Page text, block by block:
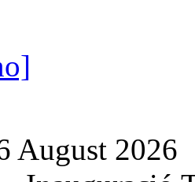
August 2026